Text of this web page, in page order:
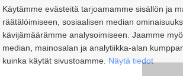
Käytämme evästeitä tarjoamamme sisällön ja
räätälöimiseen, sosiaalisen median
kävijämäärämme analysoimiseen. Jaamme
median, mainosalan ja analytiikka-alan
kuinka käytät sivustoamme. Näytä tiedot